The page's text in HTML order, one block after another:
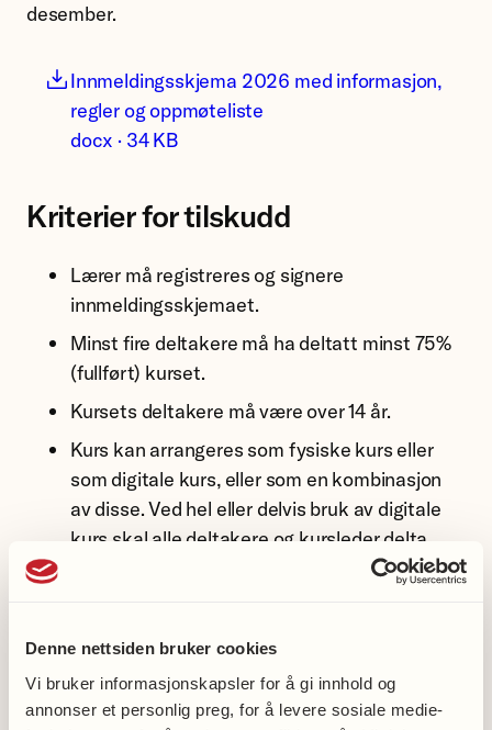
Denne nettsiden bruker cookies
Vi bruker informasjonskapsler for å gi innhold og
annonser et personlig preg, for å levere sosiale medie-
desember.
Innmeldingsskjema 2026 med informasjon,
regler og oppmøteliste
docx · 34 KB
Kriterier for tilskudd
Lærer må registreres og signere
innmeldingsskjemaet.
Minst fire deltakere må ha deltatt minst 75%
(fullført) kurset.
Kursets deltakere må være over 14 år.
Kurs kan arrangeres som fysiske kurs eller
som digitale kurs, eller som en kombinasjon
av disse. Ved hel eller delvis bruk av digitale
kurs skal alle deltakere og kursleder delta
Kurset skal være på minst fire timer.